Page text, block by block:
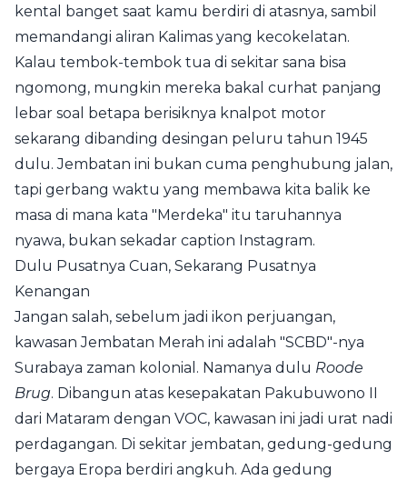
kental banget saat kamu berdiri di atasnya, sambil
memandangi aliran Kalimas yang kecokelatan.
Kalau tembok-tembok tua di sekitar sana bisa
ngomong, mungkin mereka bakal curhat panjang
lebar soal betapa berisiknya knalpot motor
sekarang dibanding desingan peluru tahun 1945
dulu. Jembatan ini bukan cuma penghubung jalan,
tapi gerbang waktu yang membawa kita balik ke
masa di mana kata "Merdeka" itu taruhannya
nyawa, bukan sekadar caption Instagram.
Dulu Pusatnya Cuan, Sekarang Pusatnya
Kenangan
Jangan salah, sebelum jadi ikon perjuangan,
kawasan Jembatan Merah ini adalah "SCBD"-nya
Surabaya zaman kolonial. Namanya dulu Roode
Brug. Dibangun atas kesepakatan Pakubuwono II
dari Mataram dengan VOC, kawasan ini jadi urat nadi
perdagangan. Di sekitar jembatan, gedung-gedung
bergaya Eropa berdiri angkuh. Ada gedung